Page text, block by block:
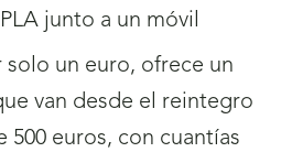
solo un euro, ofrece un
van desde el reintegro
500 euros, con cuantías